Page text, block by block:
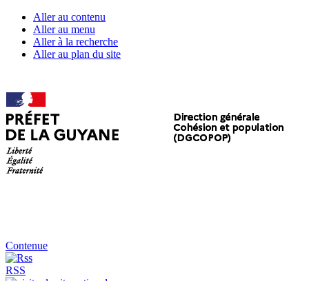
Aller au contenu
Aller au menu
Aller à la recherche
Aller au plan du site
Contenue
RSS